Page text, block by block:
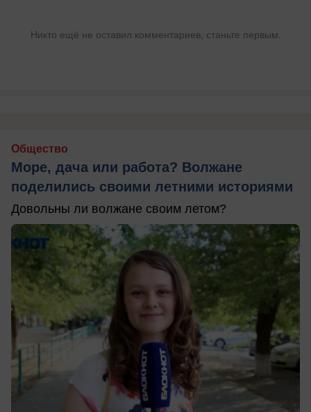
Никто ещё не оставил комментариев, станьте первым.
Общество
Море, дача или работа? Волжане
поделились своими летними историями
Довольны ли волжане своим летом?